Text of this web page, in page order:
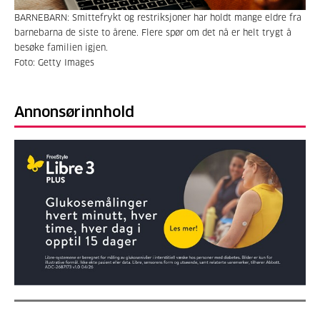
BARNEBARN: Smittefrykt og restriksjoner har holdt mange eldre fra
barnebarna de siste to årene. Flere spør om det nå er helt trygt å
besøke familien igjen.
Foto: Getty Images
Annonsørinnhold